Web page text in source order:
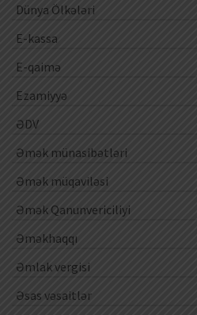
Dünya Ölkələri
E-kassa
E-qaimə
Ezamiyyə
ƏDV
Əmək münasibətləri
Əmək müqaviləsi
Əmək Qanunvericiliyi
Əməkhaqqı
Əmlak vergisi
Əsas vəsaitlər